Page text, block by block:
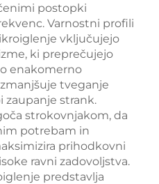
postopki
Varnostni profili
vključujejo
ki preprečujejo
enakomerno
tveganje
zaupanje strank.
strokovnjakom, da
potrebam in
prihodkovni
ravni zadovoljstva.
predstavlja